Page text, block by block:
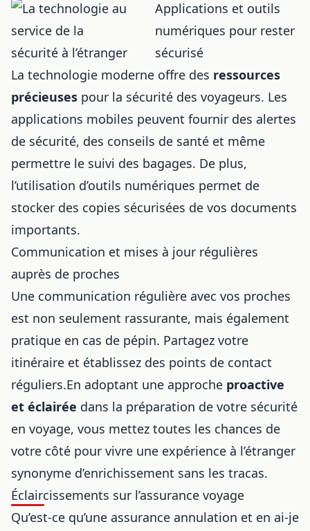
Applications et outils
numériques pour rester
sécurisé
La technologie moderne offre des ressources
précieuses pour la sécurité des voyageurs. Les
applications mobiles peuvent fournir des alertes
de sécurité, des conseils de santé et même
permettre le suivi des bagages. De plus,
l’utilisation d’outils numériques permet de
stocker des copies sécurisées de vos documents
importants.
Communication et mises à jour régulières
auprès de proches
Une communication régulière avec vos proches
est non seulement rassurante, mais également
pratique en cas de pépin. Partagez votre
itinéraire et établissez des points de contact
réguliers.En adoptant une approche proactive
et éclairée dans la préparation de votre sécurité
en voyage, vous mettez toutes les chances de
votre côté pour vivre une expérience à l’étranger
synonyme d’enrichissement sans les tracas.
Éclaircissements sur l’assurance voyage
Qu’est-ce qu’une assurance annulation et en ai-je